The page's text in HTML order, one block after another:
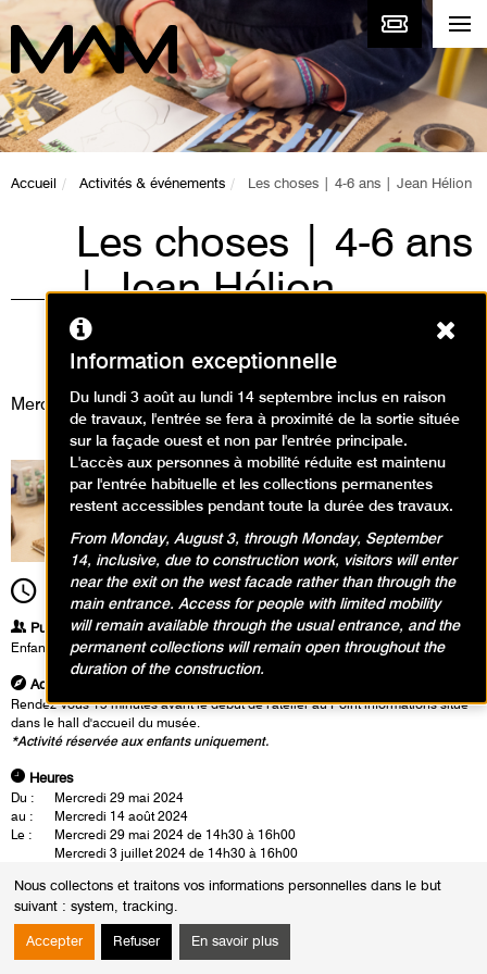
Nous collectons et traitons vos informations personnelles dans le but
suivant : system, tracking.
Accepter Refuser En savoir plus
Accueil Activités & événements Les choses | 4-6 ans | Jean Hélion
Les choses | 4-6 ans
| Jean Hélion
Visites, Animations / Visite
animation
Mercredi 29 mai 2024
14h30Durée 1h30
Publics
Enfants / Ados
Adresse
Rendez-vous 15 minutes avant le début de l'atelier au Point informations situé
dans le hall d'accueil du musée.
*Activité réservée aux enfants uniquement.
Heures
Du :
Mercredi 29 mai 2024
au :
Mercredi 14 août 2024
Le :
Mercredi 29 mai 2024 de 14h30 à 16h00
Mercredi 3 juillet 2024 de 14h30 à 16h00
Vendredi 12 juillet 2024 de 11h00 à 12h30
Vendredi 19 juillet 2024 de 11h00 à 12h30
Mercredi 14 août 2024 de 11h00 à 12h30
Jean Hélion veut peindre la réalité telle qu’elle est les objets les plus
Information exceptionnelle
Du lundi 3 août au lundi 14 septembre inclus en raison
de travaux, l'entrée se fera à proximité de la sortie située
sur la façade ouest et non par l'entrée principale.
L'accès aux personnes à mobilité réduite est maintenu
par l'entrée habituelle et les collections permanentes
restent accessibles pendant toute la durée des travaux.
From Monday, August 3, through Monday, September
14, inclusive, due to construction work, visitors will enter
near the exit on the west facade rather than through the
main entrance. Access for people with limited mobility
will remain available through the usual entrance, and the
permanent collections will remain open throughout the
duration of the construction.